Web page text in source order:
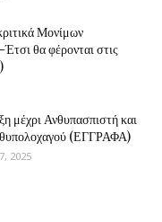
Μονίμων
θα φέρονται στις
μέχρι Ανθυπασπιστή και
(ΕΓΓΡΑΦΑ)
2025